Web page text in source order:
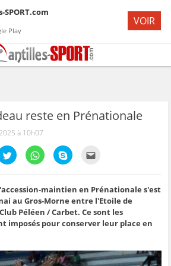
reste en Prénationale
à 10h07
C
l
e
z
p
o
u
r
t
a
C
l
e
z
p
o
u
r
p
t
a
C
l
e
z
p
o
u
r
t
a
e
z
p
o
u
r
o
y
maintien en Prénationale s'est
au Gros-Morne entre l'Etoile de
Péléen / Carbet. Ce sont les
imposés pour conserver leur place en
Play
VOIR